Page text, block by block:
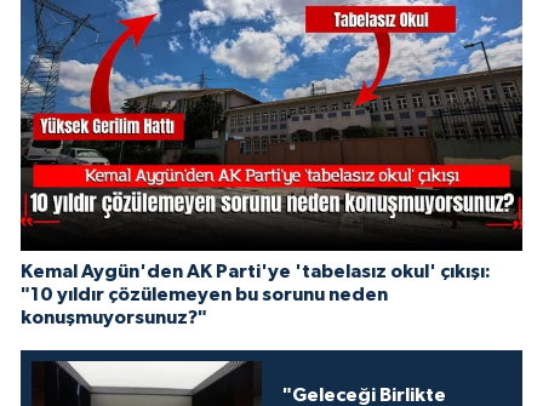
Kemal Aygün'den AK Parti'ye 'tabelasız okul' çıkışı:
"10 yıldır çözülemeyen bu sorunu neden
konuşmuyorsunuz?"
"Geleceği Birlikte